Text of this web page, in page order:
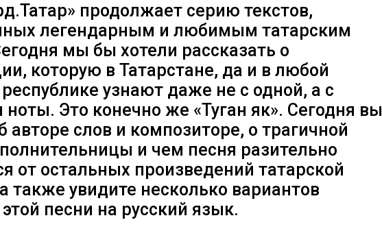
продолжает серию текстов,
легендарным и любимым татарским
мы бы хотели рассказать о
которую в Татарстане, да и в любой
узнают даже не с одной, а с
Это конечно же «Туган як». Сегодня вы
авторе слов и композиторе, о трагичной
и чем песня разительно
от остальных произведений татарской
также увидите несколько вариантов
песни на русский язык.